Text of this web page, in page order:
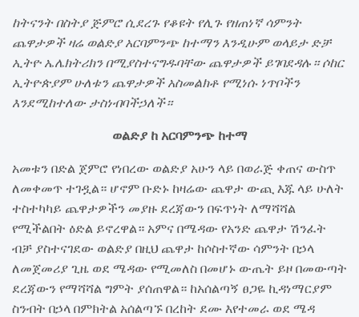
ከትናንት በስትያ ጅምሮ ሲደረጉ የቆዩት የሊጉ የዘጠነኛ ሳምንት
ጨዋታዎች ዛሬ ወልድያ አርባምንጭ ከተማን እንዲሁም ወላይታ ድቻ
ኢትዮ ኤሌክትሪክን በሚያስተናግዱባቸው ጨዋታዎች ይገባደዳሉ። ሶከር
ኢትዮጵያም ሁለቱን ጨዋታዎች አስመልክቶ የሚነሱ ነጥቦችን
እንደሚከተለው ታስነብባችኃለች።
ወልድያ ከ አርባምንጭ ከተማ
አመቱን በድል ጀምሮ የነበረው ወልድያ አሁን ላይ በወራጅ ቀጠና ውስጥ
ለመቀመጥ ተገዷል። ሆኖም ቡድኑ ከዛሬው ጨዋታ ውጪ እጁ ላይ ሁለት
ተስተካካይ ጨዋታዎችን መያዙ ደረጃውን በፍጥነት ለማሻሻል
የሚችልበት ዕድል ይኖረዋል። አምና በሜዳው የአንድ ጨዋታ ሽንፈት
ብቻ ያስተናገደው ወልድያ በዚህ ጨዋታ ከሶስተኛው ሳምንት በኃላ
ለመጀመሪያ ጊዜ ወደ ሜዳው የሚመለስ በመሆኑ ውጤት ይዞ በመውጣት
ደረጃውን የማሻሻል ግምት ያሰጠዋል። ከአሰልጣኝ ፀጋዬ ኪዳነማርያም
ስንብት በኃላ በምክትል አሰልጣኙ በረከት ደሙ እየተመራ ወደ ሜዳ